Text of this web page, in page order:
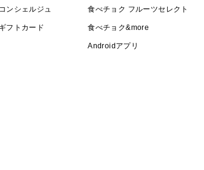
ンシェルジュ 食べチョク フルーツセレクト
フトカード 食べチョク&more
Androidアプリ